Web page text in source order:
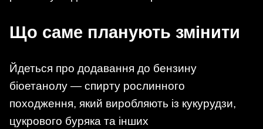
Що саме планують змінити
Йдеться про додавання до бензину
біоетанолу — спирту рослинного
походження, який виробляють із кукурудзи,
цукрового буряка та інших